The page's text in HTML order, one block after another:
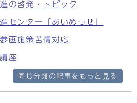
の啓発・トピック
センター「あいめっせ」
画施策苦情対応
座
同じ分類の記事をもっと見る